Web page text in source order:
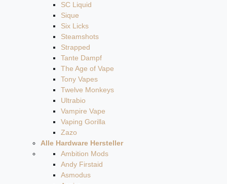
SC Liquid
Sique
Six Licks
Steamshots
Strapped
Tante Dampf
The Age of Vape
Tony Vapes
Twelve Monkeys
Ultrabio
Vampire Vape
Vaping Gorilla
Zazo
Alle Hardware Hersteller
Ambition Mods
Andy Firstaid
Asmodus